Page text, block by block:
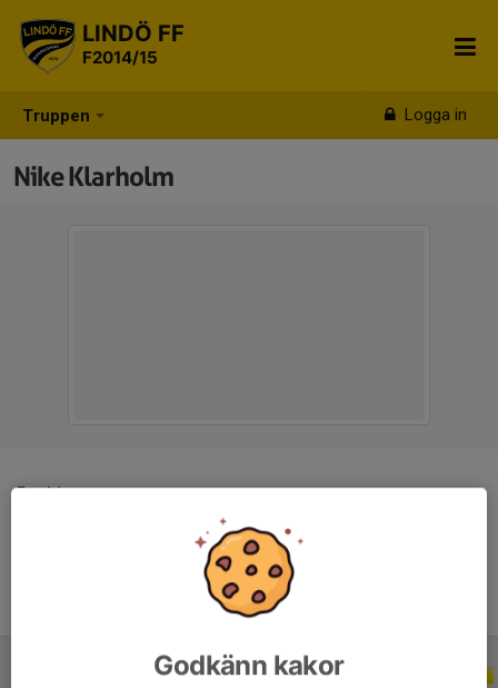
Truppen Logga in
LINDÖ FF
F2014/15
Nike Klarholm
Position
-
11 år
ALLA ÅR
Godkänn kakor